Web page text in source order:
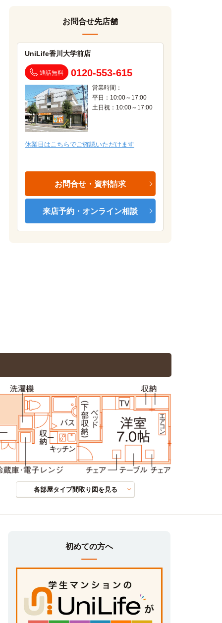
お問合せ先店舗
UniLife香川大学前店
通話無料 0120-553-615
営業時間：
平日：10:00～17:00
土日祝：10:00～17:00
休業日はこちらでご確認いただけます
お問合せ・資料請求
来店予約・オンライン相談
各部屋タイプ間取り図を見る
初めての方へ